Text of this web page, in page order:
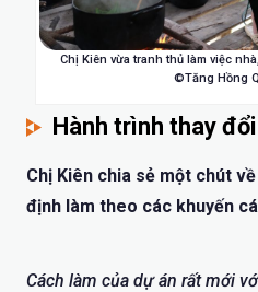
Chị Kiên vừa tranh thủ làm việc
©Tăng Hồng
Hành trình thay đổi
Chị Kiên chia sẻ một chút
định làm theo các khuyến
Cách làm của dự án rất mới